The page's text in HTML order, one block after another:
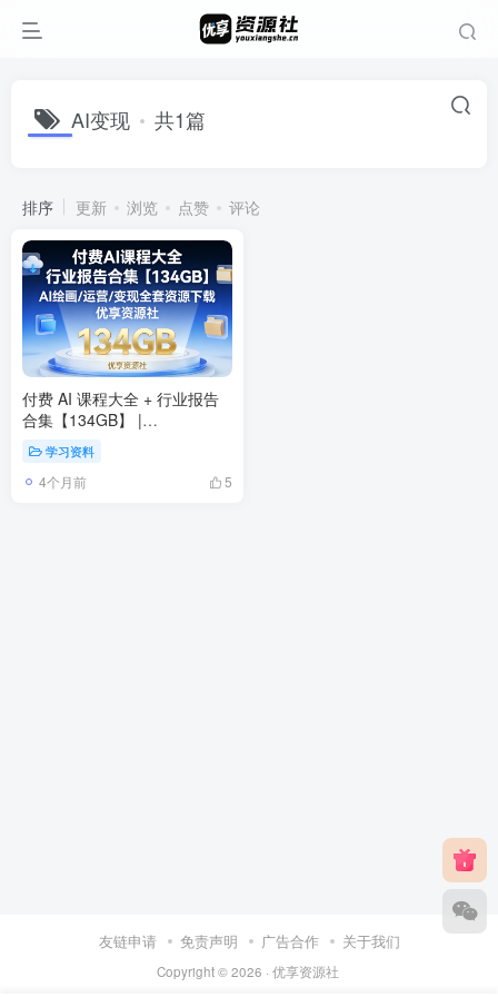
AI变现 共1篇
排序 更新 浏览 点赞 评论
付费 AI 课程大全 + 行业报告
合集【134GB】 |
Midjourney/ChatGPT/StableDiffusion
全套资源
学习资料
4个月前 5
友链申请 免责声明 广告合作 关于我们
Copyright © 2026 · 优享资源社